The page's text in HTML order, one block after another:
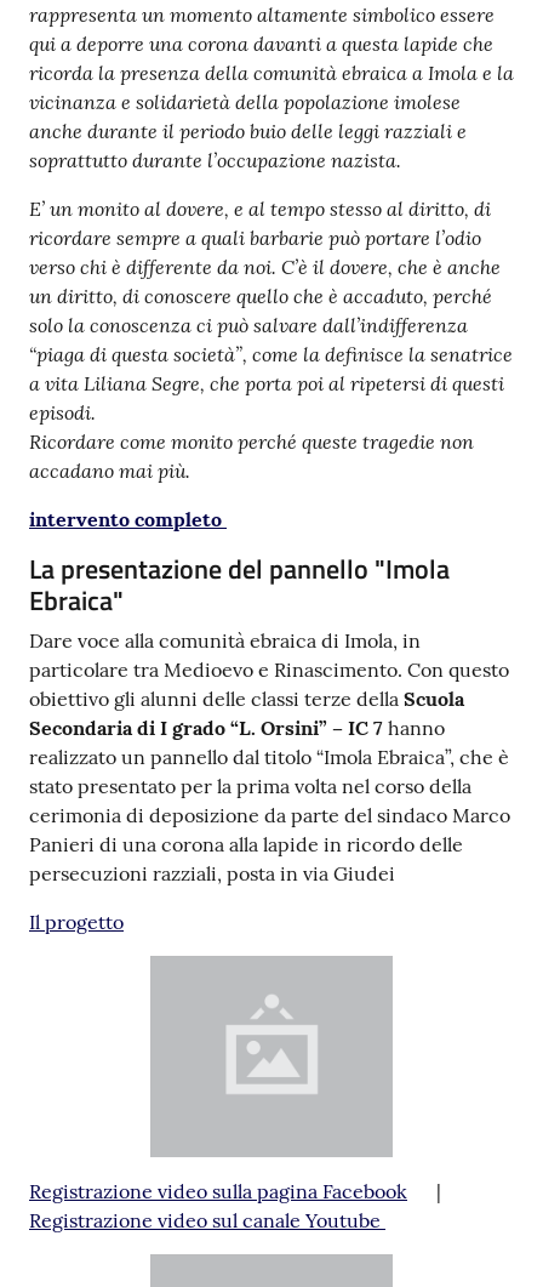
Servizi
on-
line
Seguici
su
rappresenta un momento altamente simbolico essere
qui a deporre una corona davanti a questa lapide che
ricorda la presenza della comunità ebraica a Imola e la
vicinanza e solidarietà della popolazione imolese
anche durante il periodo buio delle leggi razziali e
soprattutto durante l’occupazione nazista.
E’ un monito al dovere, e al tempo stesso al diritto, di
ricordare sempre a quali barbarie può portare l’odio
verso chi è differente da noi. C’è il dovere, che è anche
un diritto, di conoscere quello che è accaduto, perché
solo la conoscenza ci può salvare dall’indifferenza
“piaga di questa società”, come la definisce la senatrice
a vita Liliana Segre, che porta poi al ripetersi di questi
episodi.
Ricordare come monito perché queste tragedie non
accadano mai più.
intervento completo
La presentazione del pannello "Imola
Ebraica"
Dare voce alla comunità ebraica di Imola, in
particolare tra Medioevo e Rinascimento. Con questo
obiettivo gli alunni delle classi terze della Scuola
Secondaria di I grado “L. Orsini” – IC 7 hanno
realizzato un pannello dal titolo “Imola Ebraica”, che è
stato presentato per la prima volta nel corso della
cerimonia di deposizione da parte del sindaco Marco
Panieri di una corona alla lapide in ricordo delle
persecuzioni razziali, posta in via Giudei
Il progetto
Registrazione video sulla pagina Facebook
|
Registrazione video sul canale Youtube